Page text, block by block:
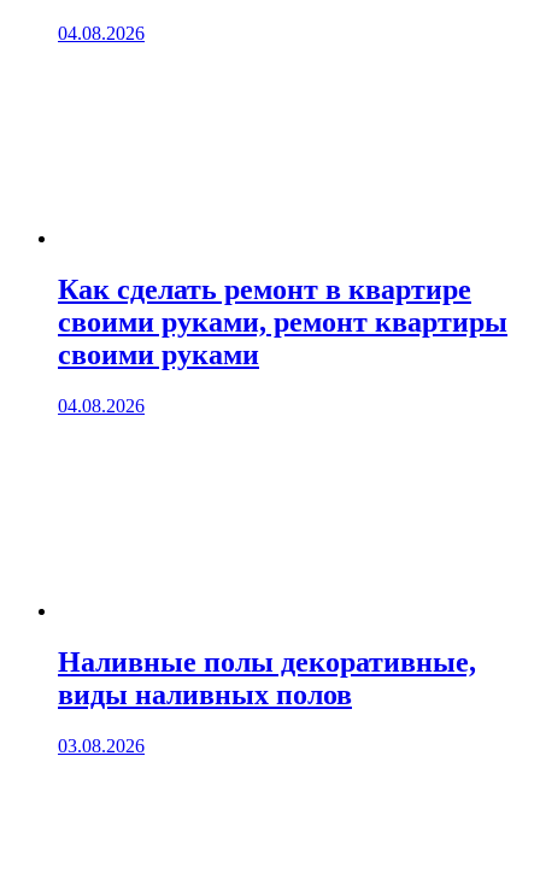
04.08.2026
Как сделать ремонт в квартире
своими руками, ремонт квартиры
своими руками
04.08.2026
Наливные полы декоративные,
виды наливных полов
03.08.2026